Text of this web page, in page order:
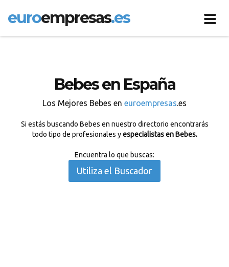
euroempresas.es
Bebes en España
Los Mejores Bebes en euroempresas.es
Si estás buscando Bebes en nuestro directorio encontrarás
todo tipo de profesionales yespecialistas en Bebes.
Encuentra lo que buscas:
Utiliza el Buscador